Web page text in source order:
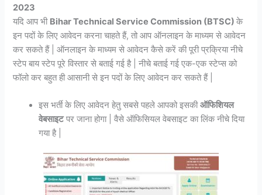
2023
यदि आप भी Bihar Technical Service Commission (BTSC)के
इन पदों के लिए आवेदन करना चाहते हैं, तो आप ऑनलाइन के माध्यम से आवेदन
कर सकते हैं | ऑनलाइन के माध्यम से आवेदन कैसे करें की पूरी प्रक्रिया नीचे
स्टेप बाय स्टेप पूरे विस्तार से बताई गई है | नीचे बताई गई एक-एक स्टेप्स को
फॉलो कर बहुत ही आसानी से इन पदों के लिए आवेदन कर सकते हैं |
इस भर्ती के लिए आवेदन हेतु सबसे पहले आपको इसकीऑफिशियल
वेबसाइटपर जाना होगा | वैसे ऑफिसियल वेबसाइट का लिंक नीचे दिया
गया है |